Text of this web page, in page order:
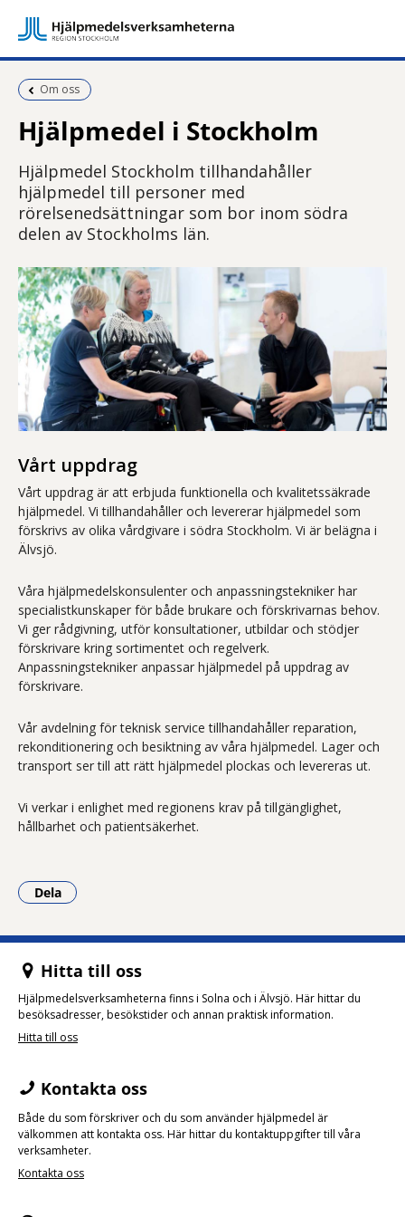
Föregående sida:
Om oss
Hjälpmedel i Stockholm
Hjälpmedel Stockholm tillhandahåller
hjälpmedel till personer med
rörelsenedsättningar som bor inom södra
delen av Stockholms län.
Vårt uppdrag
Vårt uppdrag är att erbjuda funktionella och kvalitetssäkrade
hjälpmedel. Vi tillhandahåller och levererar hjälpmedel som
förskrivs av olika vårdgivare i södra Stockholm. Vi är belägna i
Älvsjö.
Våra hjälpmedelskonsulenter och anpassningstekniker har
specialistkunskaper för både brukare och förskrivarnas behov.
Vi ger rådgivning, utför konsultationer, utbildar och stödjer
förskrivare kring sortimentet och regelverk.
Anpassningstekniker anpassar hjälpmedel på uppdrag av
förskrivare.
Vår avdelning för teknisk service tillhandahåller reparation,
rekonditionering och besiktning av våra hjälpmedel. Lager och
transport ser till att rätt hjälpmedel plockas och levereras ut.
Vi verkar i enlighet med regionens krav på tillgänglighet,
hållbarhet och patientsäkerhet.
Dela
- Klicka för att öppna delningsalternativ.
Hitta till oss
Hjälpmedelsverksamheterna finns i Solna och i Älvsjö. Här hittar du
besöksadresser, besökstider och annan praktisk information.
Hitta till oss
Kontakta oss
Både du som förskriver och du som använder hjälpmedel är
välkommen att kontakta oss. Här hittar du kontaktuppgifter till våra
verksamheter.
Kontakta oss